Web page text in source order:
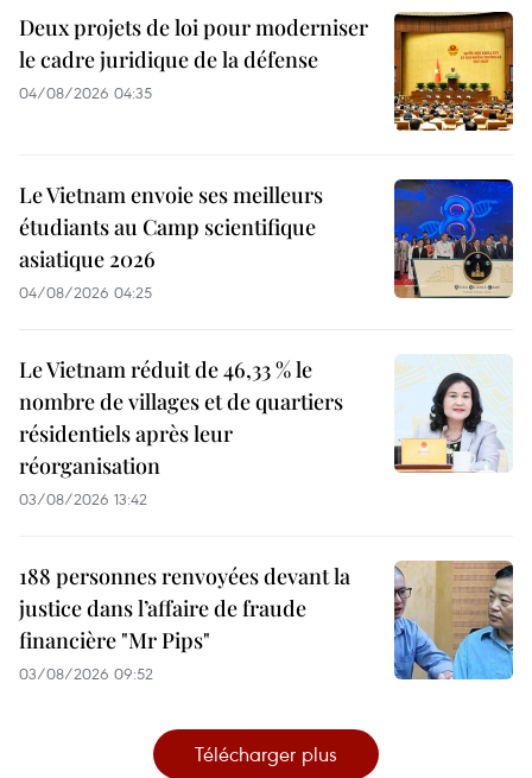
Deux projets de loi pour moderniser
le cadre juridique de la défense
04/08/2026 04:35
Le Vietnam envoie ses meilleurs
étudiants au Camp scientifique
asiatique 2026
04/08/2026 04:25
Le Vietnam réduit de 46,33 % le
nombre de villages et de quartiers
résidentiels après leur
réorganisation
03/08/2026 13:42
188 personnes renvoyées devant la
justice dans l’affaire de fraude
financière "Mr Pips"
03/08/2026 09:52
Télécharger plus